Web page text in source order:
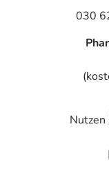
030
Nutzen